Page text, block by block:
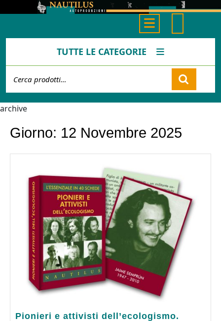
Button
TUTTE LE CATEGORIE
Cart
archive
Giorno: 12 Novembre 2025
Pionieri e attivisti dell’ecologismo.
Pionieri